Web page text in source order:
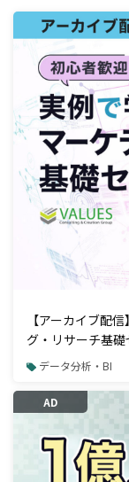
【アーカイブ配
グ・リサーチ基
データ分析・BI
AD